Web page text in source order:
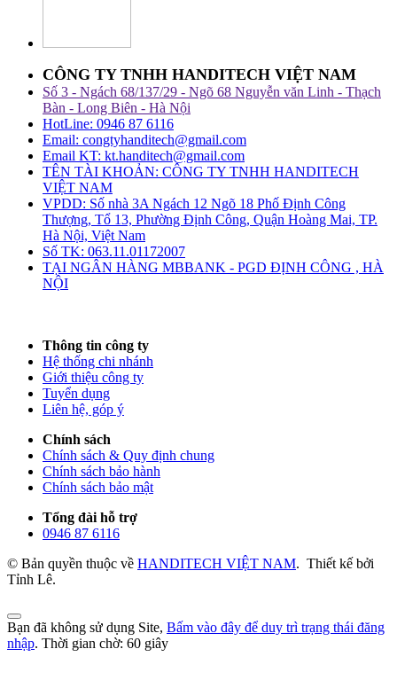
CÔNG TY TNHH HANDITECH VIỆT NAM
Số 3 - Ngách 68/137/29 - Ngõ 68 Nguyễn văn Linh - Thạch
Bàn - Long Biên - Hà Nội
HotLine: 0946 87 6116
Email: congtyhanditech@gmail.com
Email KT: kt.handitech@gmail.com
TÊN TÀI KHOẢN: CÔNG TY TNHH HANDITECH
VIỆT NAM
VPDD: Số nhà 3A Ngách 12 Ngõ 18 Phố Định Công
Thượng, Tổ 13, Phường Định Công, Quận Hoàng Mai, TP.
Hà Nội, Việt Nam
Số TK: 063.11.01172007
TẠI NGÂN HÀNG MBBANK - PGD ĐỊNH CÔNG , HÀ
NỘI
Thông tin công ty
Hệ thống chi nhánh
Giới thiệu công ty
Tuyển dụng
Liên hệ, góp ý
Chính sách
Chính sách & Quy định chung
Chính sách bảo hành
Chính sách bảo mật
Tổng đài hỗ trợ
0946 87 6116
© Bản quyền thuộc về HANDITECH VIỆT NAM. Thiết kế bởi
Tỉnh Lê.
Bạn đã không sử dụng Site, Bấm vào đây để duy trì trạng thái đăng
nhập. Thời gian chờ: 60 giây